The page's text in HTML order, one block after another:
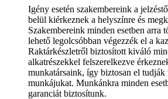
Igény esetén szakembereink a
belül kiérkeznek a helyszínre és
Szakembereink minden esetben arra
lehető legolcsóbban végezzék el a
Raktárkészletről biztosított kiváló
alkatrészekkel felszerelkezve
munkatársaink, így biztosan el tudják
munkájukat. Munkánkra minden
garanciát biztosítunk.